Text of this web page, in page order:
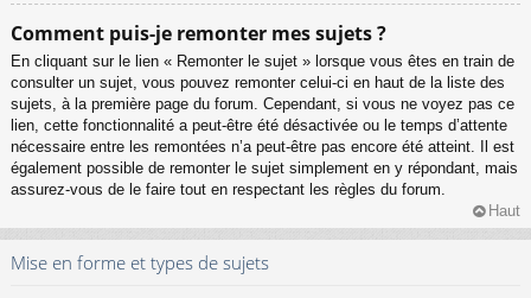
Comment puis-je remonter mes sujets ?
En cliquant sur le lien « Remonter le sujet » lorsque vous êtes en train de
consulter un sujet, vous pouvez remonter celui-ci en haut de la liste des
sujets, à la première page du forum. Cependant, si vous ne voyez pas ce
lien, cette fonctionnalité a peut-être été désactivée ou le temps d’attente
nécessaire entre les remontées n’a peut-être pas encore été atteint. Il est
également possible de remonter le sujet simplement en y répondant, mais
assurez-vous de le faire tout en respectant les règles du forum.
Haut
Mise en forme et types de sujets